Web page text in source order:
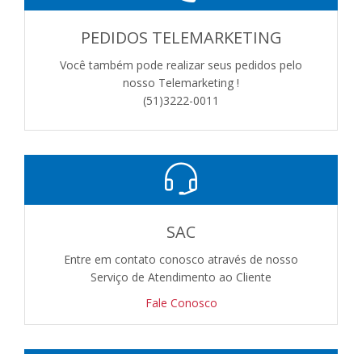
PEDIDOS TELEMARKETING
Você também pode realizar seus pedidos pelo
nosso Telemarketing !
(51)3222-0011
SAC
Entre em contato conosco através de nosso
Serviço de Atendimento ao Cliente
Fale Conosco